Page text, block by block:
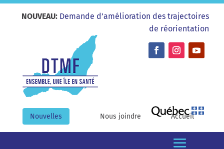
Accueil
Nous joindre
Nouvelles
NOUVEAU: Demande d’amélioration des trajectoires
de réorientation